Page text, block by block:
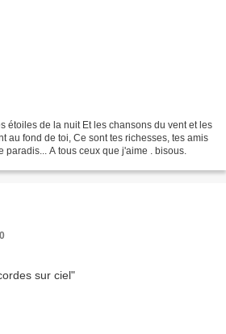
étoiles de la nuit Et les chansons du vent et les
au fond de toi, Ce sont tes richesses, tes amis
paradis... A tous ceux que j'aime . bisous.